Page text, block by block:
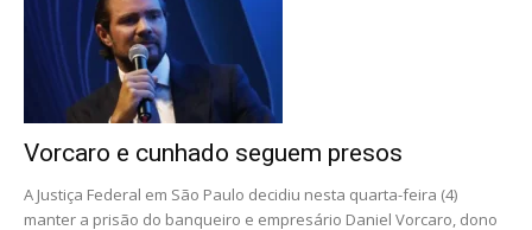
Vorcaro e cunhado seguem presos
A Justiça Federal em São Paulo decidiu nesta quarta-feira (4)
manter a prisão do banqueiro e empresário Daniel Vorcaro, dono